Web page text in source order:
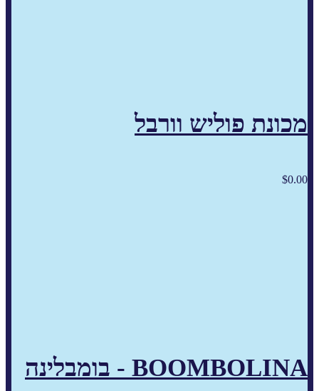
מכונת פוליש וורבל
$0.00
BOOMBOLINA - בומבלינה